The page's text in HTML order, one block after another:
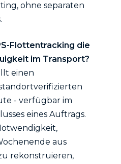
ohne separaten
Flottentracking die
im Transport?
einen
- verfügbar im
eines Auftrags.
aus
rekonstruieren,